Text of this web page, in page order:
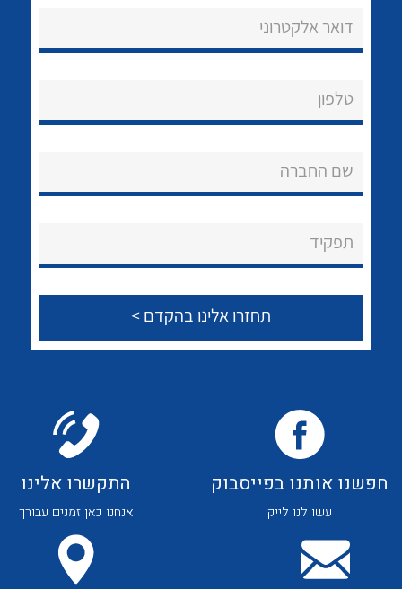
שאלות ותשובות
אודות
About Ateka Ltd.
צור קשר
לכל מוצרי היצרן לכל מוצרי היצרן
לכל מוצרי היצרן לכל מוצרי היצרן
לכל מוצרי היצרן לכל מוצרי היצרן
דואר אלקטרוני
טלפון
שם החברה
תפקיד
חפשנו אותנו בפייסבוק
עשו לנו לייק
התקשרו אלינו
אנחנו כאן זמנים עבורך